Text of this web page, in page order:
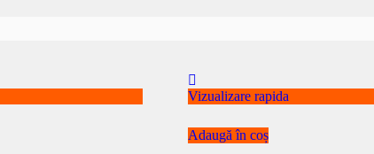
Vizualizare rapida
Adaugă în coș